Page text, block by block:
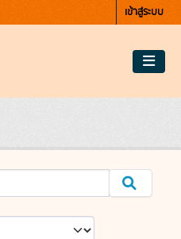
เข้าสู่ระบบ